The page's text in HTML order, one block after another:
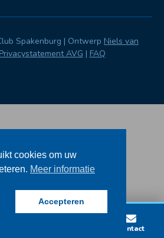
Spakenburg | Ontwerp Niels van
Privacystatement AVG | FAQ
Contact
cookies om uw
Meer informatie
Accepteren